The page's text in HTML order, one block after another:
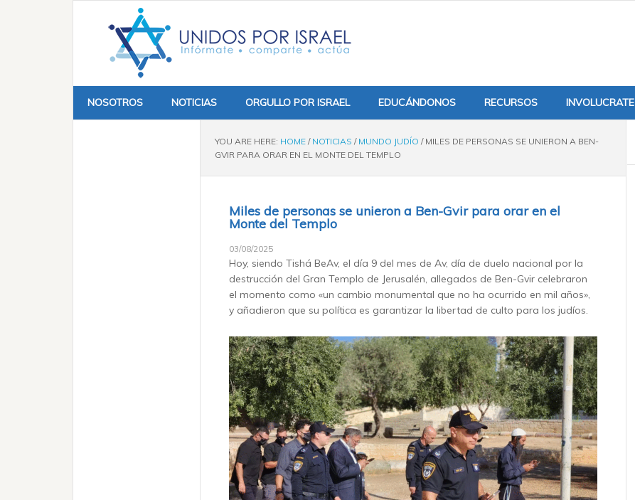
NOSOTROS NOTICIAS ORGULLO POR ISRAEL EDUCÁNDONOS RECURSOS INVOLUCRATE
YOU ARE HERE: HOME / NOTICIAS / MUNDO JUDÍO /MILES DE PERSONAS SE UNIERON A BEN-
GVIR PARA ORAR EN EL MONTE DEL TEMPLO
Miles de personas se unieron a Ben-Gvir para orar en el
Monte del Templo
03/08/2025
Hoy, siendo Tishá BeAv, el día 9 del mes de Av, día de duelo nacional por la
destrucción del Gran Templo de Jerusalén, allegados de Ben-Gvir celebraron
el momento como «un cambio monumental que no ha ocurrido en mil años»,
y añadieron que su política es garantizar la libertad de culto para los judíos.